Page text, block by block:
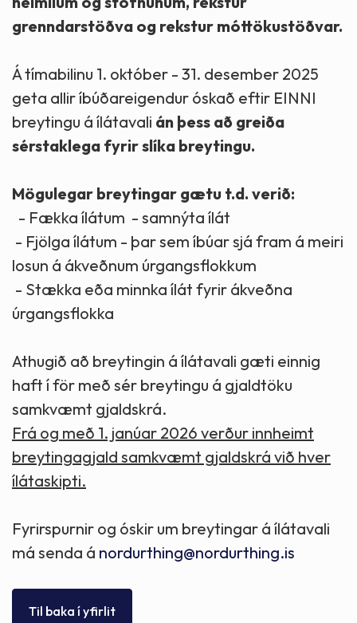
grenndarstöðva og rekstur móttökustöðvar.
Á tímabilinu 1. október - 31. desember 2025
geta allir íbúðareigendur óskað eftir EINNI
breytingu á ílátavali án þess að greiða
sérstaklega fyrir slíka breytingu.
Mögulegar breytingar gætu t.d. verið:
- Fækka ílátum - samnýta ílát
- Fjölga ílátum - þar sem íbúar sjá fram á meiri
losun á ákveðnum úrgangsflokkum
- Stækka eða minnka ílát fyrir ákveðna
úrgangsflokka
Athugið að breytingin á ílátavali gæti einnig
haft í för með sér breytingu á gjaldtöku
samkvæmt gjaldskrá.
Frá og með 1. janúar 2026 verður innheimt
breytingagjald samkvæmt gjaldskrá við hver
ílátaskipti.
Fyrirspurnir og óskir um breytingar á ílátavali
má senda á nordurthing@nordurthing.is
Til baka í yfirlit